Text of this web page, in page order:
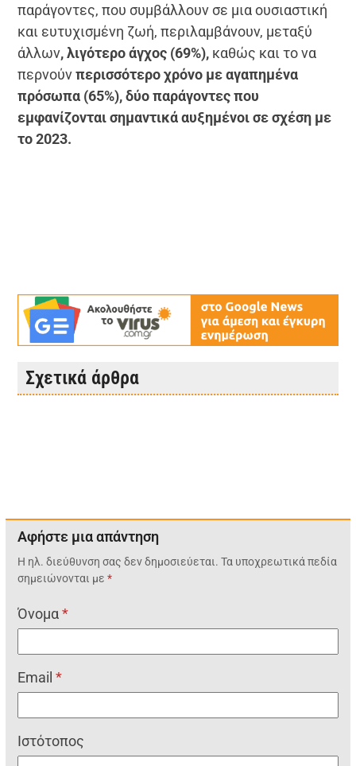
παράγοντες, που συμβάλλουν σε μια ουσιαστική
και ευτυχισμένη ζωή, περιλαμβάνουν, μεταξύ
άλλων, λιγότερο άγχος (69%), καθώς και το να
περνούνπερισσότερο χρόνο με αγαπημένα
πρόσωπα (65%), δύο παράγοντες που
εμφανίζονται σημαντικά αυξημένοι σε σχέση με
το 2023.
Σχετικά άρθρα
Αφήστε μια απάντηση
Η ηλ. διεύθυνση σας δεν δημοσιεύεται. Τα υποχρεωτικά πεδία
σημειώνονται με*
Όνομα*
Email*
Ιστότοπος